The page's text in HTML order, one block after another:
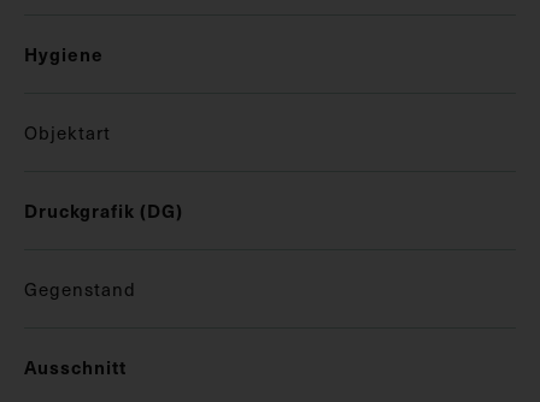
Hygiene
Objektart
Druckgrafik (DG)
Gegenstand
Ausschnitt